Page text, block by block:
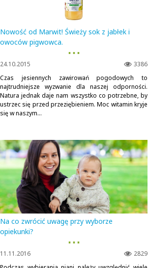
Nowość od Marwit! Świeży sok z jabłek i
owoców pigwowca.
▪ ▪ ▪
3386
24.10.2015
Czas jesiennych zawirowań pogodowych to
najtrudniejsze wyzwanie dla naszej odporności.
Natura jednak daje nam wszystko co potrzebne, by
ustrzec się przed przeziębieniem. Moc witamin kryje
się w naszym...
Na co zwrócić uwagę przy wyborze
opiekunki?
▪ ▪ ▪
2829
11.11.2016